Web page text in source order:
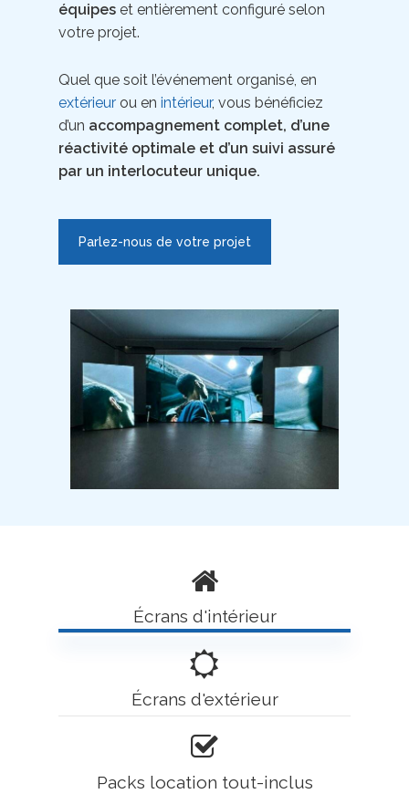
équipes et entièrement configuré selon
votre projet.
Quel que soit l’événement organisé, en
extérieur ou en intérieur, vous bénéficiez
d’un accompagnement complet, d’une
réactivité optimale et d’un suivi assuré
par un interlocuteur unique.
Parlez-nous de votre projet
Écrans d'intérieur
Écrans d'extérieur
Packs location tout-inclus